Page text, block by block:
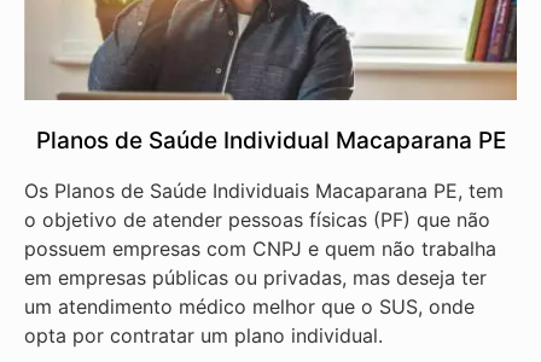
Planos de Saúde Individual Macaparana PE
Os Planos de Saúde Individuais Macaparana PE, tem
o objetivo de atender pessoas físicas (PF) que não
possuem empresas com CNPJ e quem não trabalha
em empresas públicas ou privadas, mas deseja ter
um atendimento médico melhor que o SUS, onde
opta por contratar um plano individual.